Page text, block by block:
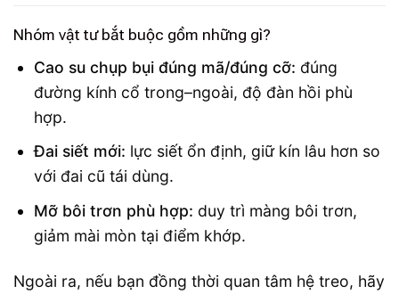
Nhóm vật tư bắt buộc gồm những gì?
Cao su chụp bụi đúng mã/đúng cỡ: đúng
đường kính cổ trong–ngoài, độ đàn hồi phù
hợp.
Đai siết mới: lực siết ổn định, giữ kín lâu hơn so
với đai cũ tái dùng.
Mỡ bôi trơn phù hợp: duy trì màng bôi trơn,
giảm mài mòn tại điểm khớp.
Ngoài ra, nếu bạn đồng thời quan tâm hệ treo, hãy